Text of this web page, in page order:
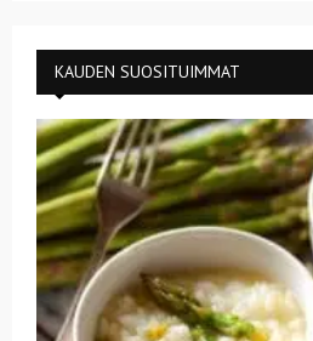
KAUDEN SUOSITUIMMAT